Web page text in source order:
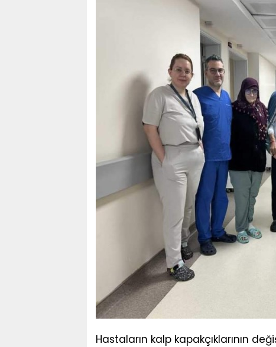
Hastaların kalp kapakçıklarının